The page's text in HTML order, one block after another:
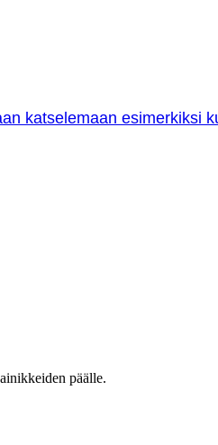
katselemaan esimerkiksi
päälle.